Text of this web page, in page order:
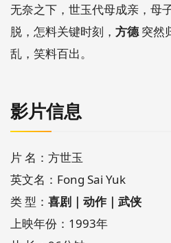
无奈之下，世玉代母成亲，母
脱，怎料关键时刻， 方德突然
乱，笑料百出。
影片信息
片 名：方世玉
英文名：Fong Sai Yuk
类 型： 喜剧｜动作｜武侠
上映年份：1993年